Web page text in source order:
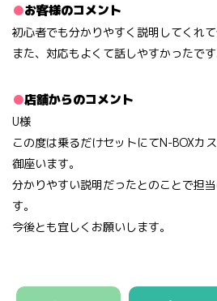
お客様のコメント
初心者でも分かりやすく説明してくれて
また、対応もよくて話しやすかったです
店舗からのコメント
U様
この度は乗るだけセットにてN-BOXカ
御座います。
分かりやすい説明だったとのことで担
す。
今後とも宜しくお願いします。